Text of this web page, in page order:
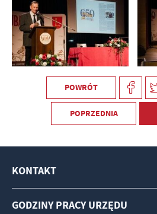
POWRÓT
POPRZEDNIA
KONTAKT
GODZINY PRACY URZĘDU